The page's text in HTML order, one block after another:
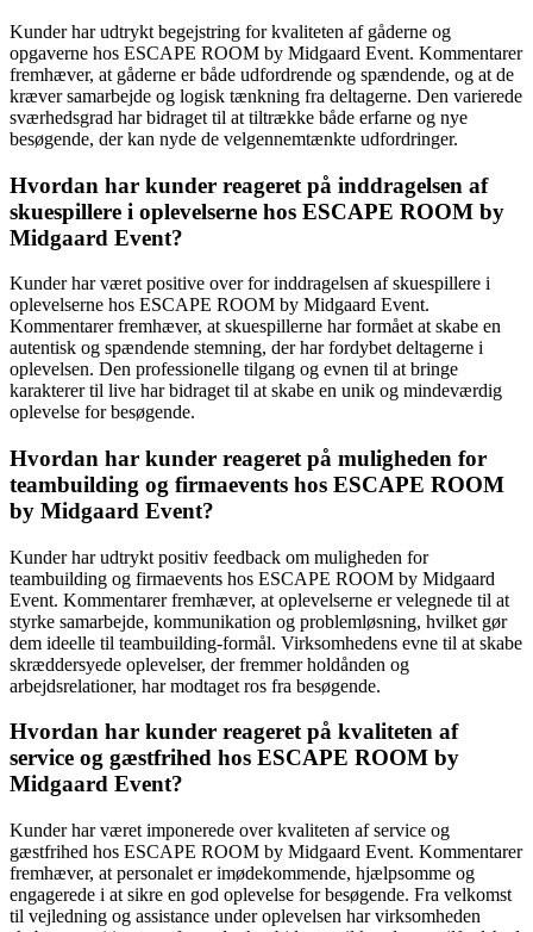
Kunder har udtrykt begejstring for kvaliteten af gåderne og
opgaverne hos ESCAPE ROOM by Midgaard Event. Kommentarer
fremhæver, at gåderne er både udfordrende og spændende, og at de
kræver samarbejde og logisk tænkning fra deltagerne. Den varierede
sværhedsgrad har bidraget til at tiltrække både erfarne og nye
besøgende, der kan nyde de velgennemtænkte udfordringer.
Hvordan har kunder reageret på inddragelsen af
skuespillere i oplevelserne hos ESCAPE ROOM by
Midgaard Event?
Kunder har været positive over for inddragelsen af skuespillere i
oplevelserne hos ESCAPE ROOM by Midgaard Event.
Kommentarer fremhæver, at skuespillerne har formået at skabe en
autentisk og spændende stemning, der har fordybet deltagerne i
oplevelsen. Den professionelle tilgang og evnen til at bringe
karakterer til live har bidraget til at skabe en unik og mindeværdig
oplevelse for besøgende.
Hvordan har kunder reageret på muligheden for
teambuilding og firmaevents hos ESCAPE ROOM
by Midgaard Event?
Kunder har udtrykt positiv feedback om muligheden for
teambuilding og firmaevents hos ESCAPE ROOM by Midgaard
Event. Kommentarer fremhæver, at oplevelserne er velegnede til at
styrke samarbejde, kommunikation og problemløsning, hvilket gør
dem ideelle til teambuilding-formål. Virksomhedens evne til at skabe
skræddersyede oplevelser, der fremmer holdånden og
arbejdsrelationer, har modtaget ros fra besøgende.
Hvordan har kunder reageret på kvaliteten af
service og gæstfrihed hos ESCAPE ROOM by
Midgaard Event?
Kunder har været imponerede over kvaliteten af service og
gæstfrihed hos ESCAPE ROOM by Midgaard Event. Kommentarer
fremhæver, at personalet er imødekommende, hjælpsomme og
engagerede i at sikre en god oplevelse for besøgende. Fra velkomst
til vejledning og assistance under oplevelsen har virksomheden